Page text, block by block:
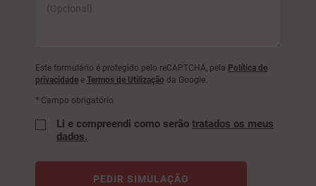
Este formulário é protegido pelo reCAPTCHA, pela Política de
privacidade e Termos de Utilização da Google.
* Campo obrigatório
Li e compreendi como serão tratados os meus
dados.
PEDIR SIMULAÇÃO